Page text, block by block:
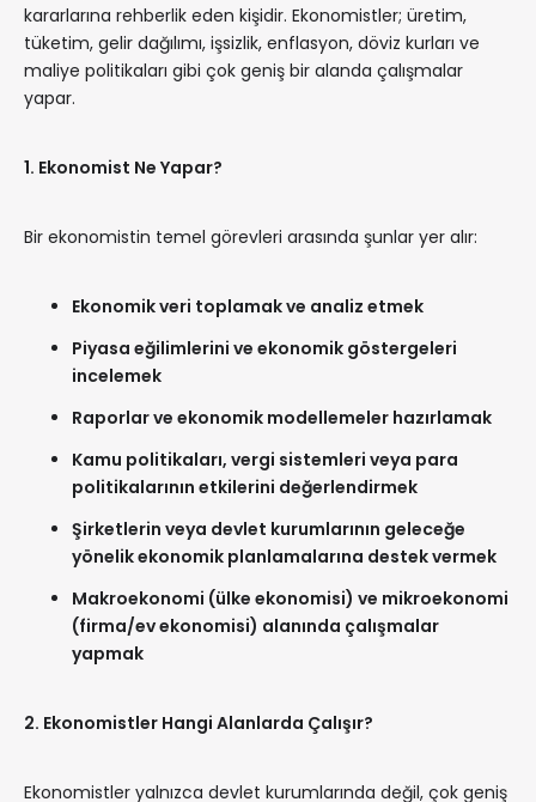
kararlarına rehberlik eden kişidir. Ekonomistler; üretim,
tüketim, gelir dağılımı, işsizlik, enflasyon, döviz kurları ve
maliye politikaları gibi çok geniş bir alanda çalışmalar
yapar.
1. Ekonomist Ne Yapar?
Bir ekonomistin temel görevleri arasında şunlar yer alır:
Ekonomik veri toplamak ve analiz etmek
Piyasa eğilimlerini ve ekonomik göstergeleri
incelemek
Raporlar ve ekonomik modellemeler hazırlamak
Kamu politikaları, vergi sistemleri veya para
politikalarının etkilerini değerlendirmek
Şirketlerin veya devlet kurumlarının geleceğe
yönelik ekonomik planlamalarına destek vermek
Makroekonomi (ülke ekonomisi) ve mikroekonomi
(firma/ev ekonomisi) alanında çalışmalar
yapmak
2. Ekonomistler Hangi Alanlarda Çalışır?
Ekonomistler yalnızca devlet kurumlarında değil, çok geniş